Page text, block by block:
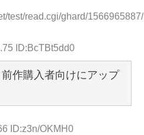
test/read.cgi/ghard/1566965887/
ID:BcTBt5dd0
作購入者向けにアップ
ID:z3n/OKMH0